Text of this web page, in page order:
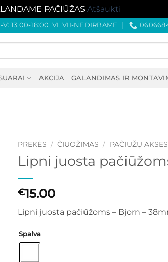
PAČIŪŽAS Atšaukti
V: 13:00-18:00, VI, VII-NEDIRBAME
AKCIJA GALANDIMAS IR
PREKĖS / ČIUOŽIMAS / PAČIŪŽŲ
Lipni juosta
€15.00
Lipni juosta pačiūžoms – Bjorn –
Spalva